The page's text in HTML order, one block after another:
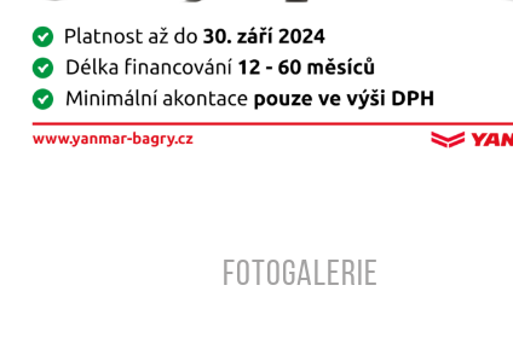
Fotogalerie